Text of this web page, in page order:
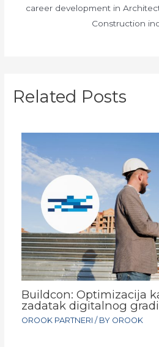
Related Posts
Buildcon: Optimizacija
zadatak digitalnog
OROOK PARTNERI / BY OROOK
career development in
Construction